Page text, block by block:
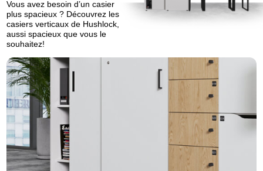
Vous avez besoin d’un casier
plus spacieux ? Découvrez les
casiers verticaux de Hushlock,
aussi spacieux que vous le
souhaitez!